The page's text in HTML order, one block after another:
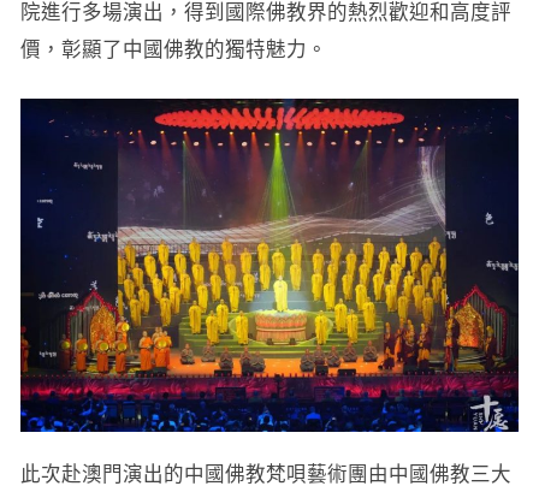
院進行多場演出，得到國際佛教界的熱烈歡迎和高度評
價，彰顯了中國佛教的獨特魅力。
此次赴澳門演出的中國佛教梵唄藝術團由中國佛教三大